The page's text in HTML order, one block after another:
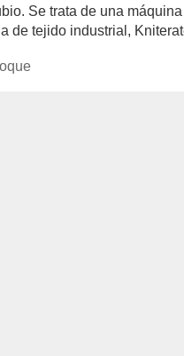
Se trata de una
de tejido industrial,
author/